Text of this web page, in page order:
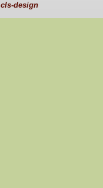
cls-design